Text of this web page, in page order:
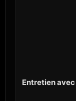
Entretien avec